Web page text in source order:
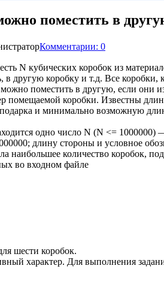
поместить в
Комментарии: 0
N кубических коробок из
в другую коробку и т.д. Все
поместить в другую, если они
помещаемой коробки. Известны
и минимально возможную
одно число N (N <=
длину стороны и условное
наибольшее количество
во входном файле
шести коробок.
характер. Для выполнения